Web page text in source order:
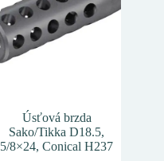
Úsťová brzda
Sako/Tikka D18.5,
5/8×24, Conical H237